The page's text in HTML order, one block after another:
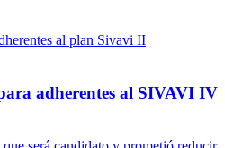
adherentes al SIVAVI IV